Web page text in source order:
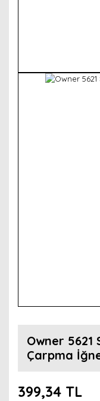
Owner 5621
Çarpma
399,34 TL